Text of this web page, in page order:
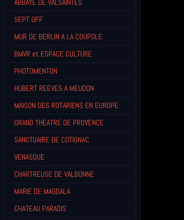
ABBAYE DE VALSAINTES
SEPT OFF
MUR DE BERLIN A LA COUPOLE
BMVR et ESPACE CULTURE
PHOTOMENTON
HUBERT REEVES A MEUDON
MAISON DES ROTARIENS EN EUROPE
GRAND THEATRE DE PROVENCE
SANCTUAIRE DE COTIGNAC
VENASQUE
CHARTREUSE DE VALBONNE
MARIE DE MAGDALA
CHATEAU PARADIS